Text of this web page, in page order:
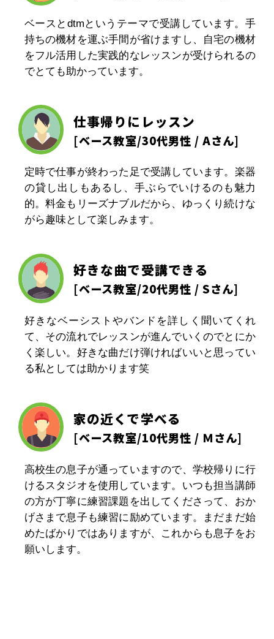
ベースとdtmというテーマで受講しています。手
持ちの機材を運ぶ手間が省けますし、自宅の機材
をフル活用した実践的なレッスンが受けられるの
でとても助かっています。
仕事帰りにレッスン
[ベース教室/30代男性 / Aさん]
定時で仕事が終わった足で受講しています。楽器
の貸し出しもあるし、手ぶらでいけるのも魅力
的。料金もリーズナブルだから、ゆっくり続けな
がら趣味として楽しみます。
好きな曲で受講できる
[ベース教室/20代男性 / Sさん]
好きなベーシストやバンドを詳しく聞いてくれ
て、その流れでレッスンが進んでいくのでとにか
く楽しい。好きな曲だけ弾ければいいと思ってい
る私としては助かります笑
家の近くで学べる
[ベース教室/10代男性 / Ｍさん]
高校生の息子が通っていますので、学校帰りに行
けるスタジオを使用しています。いつも担当講師
の方が丁寧に練習課題を出してくださって、おか
げさまで息子も練習に励めています。まだまだ始
めたばかりではありますが、これからも息子をお
願いします。